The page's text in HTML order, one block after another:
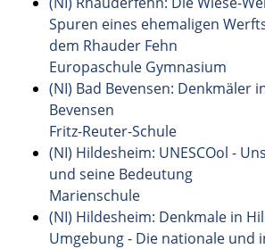
Spuren eines ehemaligen
dem Rhauder Fehn
Europaschule Gymnasium
(NI) Bad Bevensen: Denkmäler
Bevensen
Fritz-Reuter-Schule
(NI) Hildesheim: UNESCOol -
und seine Bedeutung
Marienschule
(NI) Hildesheim: Denkmale in
Umgebung - Die nationale und